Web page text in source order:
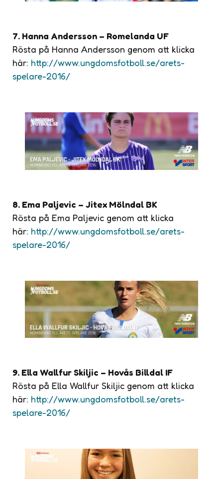
7. Hanna Andersson – Romelanda UF
Rösta på Hanna Andersson genom att klicka
här: http://www.ungdomsfotboll.se/arets-
spelare-2016/
8. Ema Paljevic – Jitex Mölndal BK
Rösta på Ema Paljevic genom att klicka
här: http://www.ungdomsfotboll.se/arets-
spelare-2016/
9. Ella Wallfur Skiljic – Hovås Billdal IF
Rösta på Ella Wallfur Skiljic genom att klicka
här: http://www.ungdomsfotboll.se/arets-
spelare-2016/